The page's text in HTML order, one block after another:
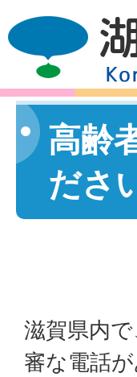
高齢
ださ
滋賀県内
審な電話